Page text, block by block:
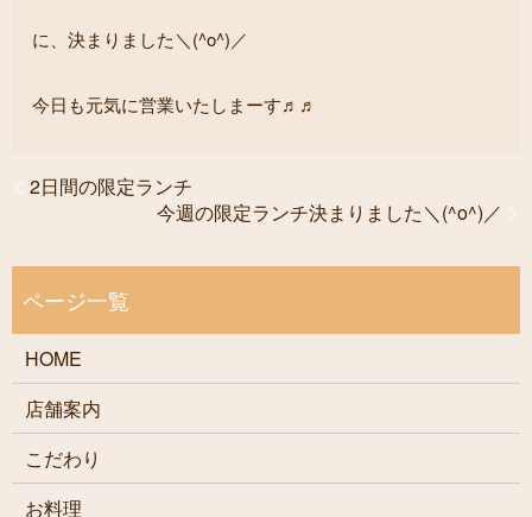
に、決まりました＼(^o^)／
今日も元気に営業いたしまーす♬♬
2日間の限定ランチ
今週の限定ランチ決まりました＼(^o^)／
HOME
店舗案内
こだわり
お料理